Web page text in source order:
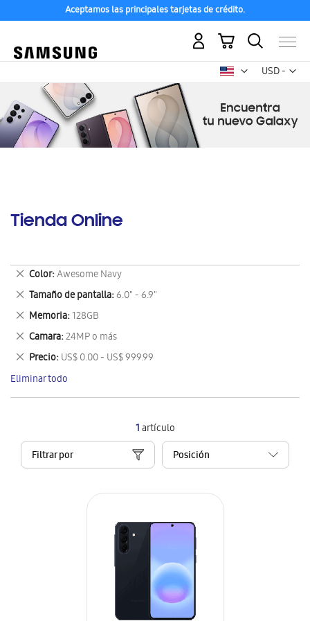
Aceptamos las principales tarjetas de crédito.
USD -
dólar
Mi carrito
Tienda Online
1artículo
Filtrar por
Color Awesome Navy
Eliminar
este
artículo
Tamaño de pantalla 6.0" - 6.9"
Eliminar
este
artículo
Memoria 128GB
Eliminar
este
artículo
Camara 24MP o más
Eliminar
este
artículo
Precio US$ 0.00 - US$ 999.99
Eliminar
este
artículo
Eliminar todo